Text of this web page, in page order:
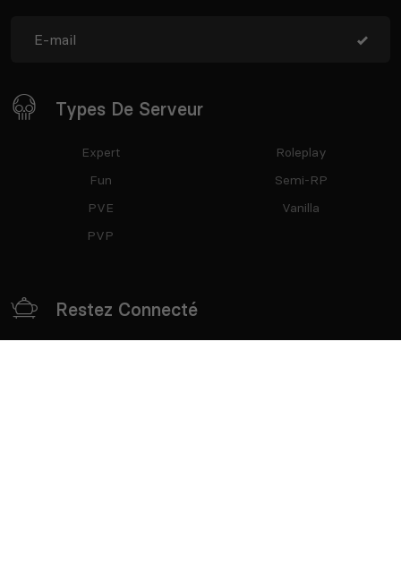
Types De Serveur
Expert
Fun
PVE
PVP
Roleplay
Semi-RP
Vanilla
Restez Connecté